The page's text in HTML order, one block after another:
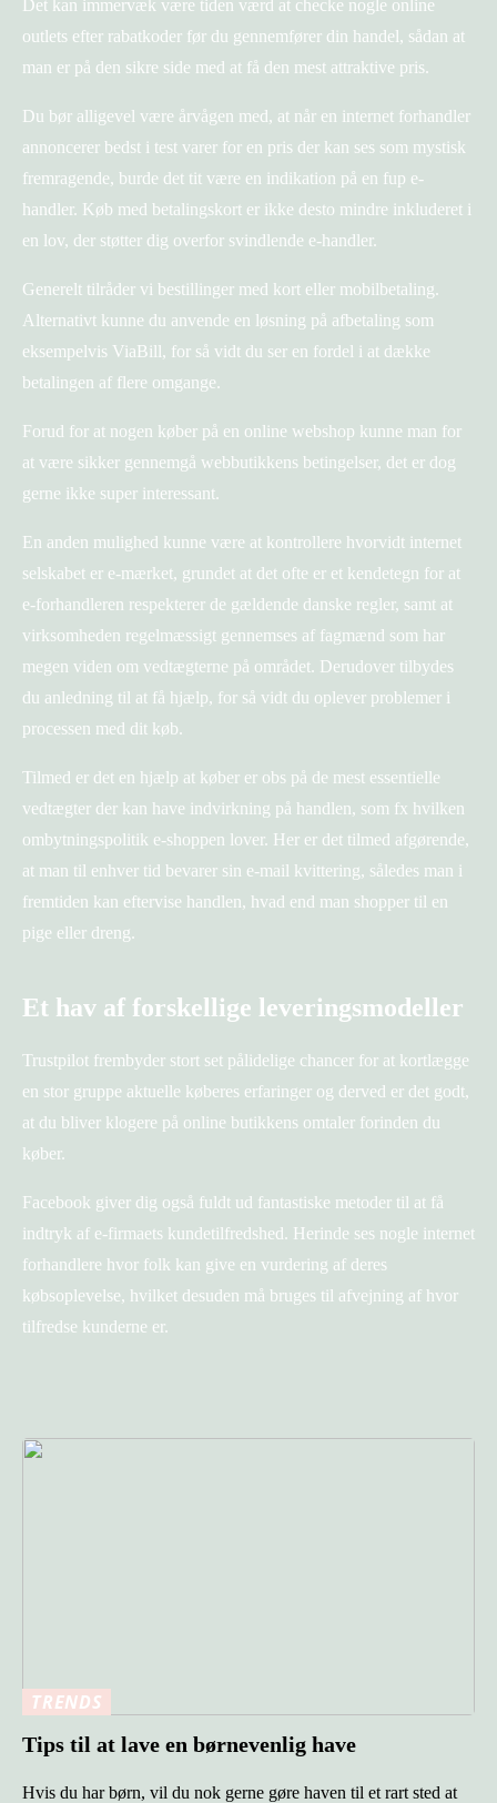
Det kan immervæk være tiden værd at checke nogle online
outlets efter rabatkoder før du gennemfører din handel, sådan at
man er på den sikre side med at få den mest attraktive pris.
Du bør alligevel være årvågen med, at når en internet forhandler
annoncerer bedst i test varer for en pris der kan ses som mystisk
fremragende, burde det tit være en indikation på en fup e-
handler. Køb med betalingskort er ikke desto mindre inkluderet i
en lov, der støtter dig overfor svindlende e-handler.
Generelt tilråder vi bestillinger med kort eller mobilbetaling.
Alternativt kunne du anvende en løsning på afbetaling som
eksempelvis ViaBill, for så vidt du ser en fordel i at dække
betalingen af flere omgange.
Forud for at nogen køber på en online webshop kunne man for
at være sikker gennemgå webbutikkens betingelser, det er dog
gerne ikke super interessant.
En anden mulighed kunne være at kontrollere hvorvidt internet
selskabet er e-mærket, grundet at det ofte er et kendetegn for at
e-forhandleren respekterer de gældende danske regler, samt at
virksomheden regelmæssigt gennemses af fagmænd som har
megen viden om vedtægterne på området. Derudover tilbydes
du anledning til at få hjælp, for så vidt du oplever problemer i
processen med dit køb.
Tilmed er det en hjælp at køber er obs på de mest essentielle
vedtægter der kan have indvirkning på handlen, som fx hvilken
ombytningspolitik e-shoppen lover. Her er det tilmed afgørende,
at man til enhver tid bevarer sin e-mail kvittering, således man i
fremtiden kan eftervise handlen, hvad end man shopper til en
pige eller dreng.
Et hav af forskellige leveringsmodeller
Trustpilot frembyder stort set pålidelige chancer for at kortlægge
en stor gruppe aktuelle køberes erfaringer og derved er det godt,
at du bliver klogere på online butikkens omtaler forinden du
køber.
Facebook giver dig også fuldt ud fantastiske metoder til at få
indtryk af e-firmaets kundetilfredshed. Herinde ses nogle internet
forhandlere hvor folk kan give en vurdering af deres
købsoplevelse, hvilket desuden må bruges til afvejning af hvor
tilfredse kunderne er.
TRENDS
Tips til at lave en børnevenlig have
Hvis du har børn, vil du nok gerne gøre haven til et rart sted at